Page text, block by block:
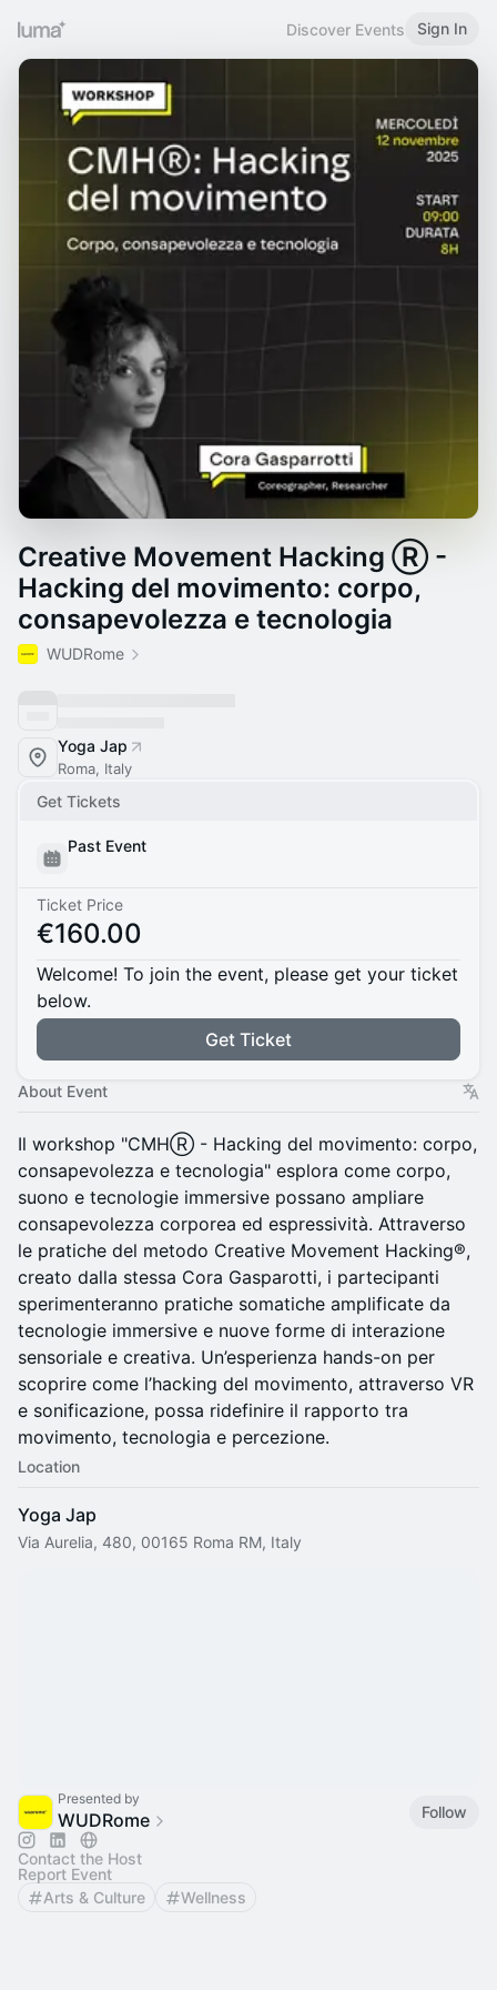
Discover Events Sign In
Creative Movement Hacking Ⓡ -
Hacking del movimento: corpo,
consapevolezza e tecnologia
WUDRome
Yoga Jap
Roma, Italy
Get Tickets
Past Event
Ticket Price
€160.00
Welcome! To join the event, please get your ticket
below.
Get Ticket
About Event
Il workshop "CMHⓇ - Hacking del movimento: corpo,
consapevolezza e tecnologia" esplora come corpo,
suono e tecnologie immersive possano ampliare
consapevolezza corporea ed espressività. Attraverso
le pratiche del metodo Creative Movement Hacking®,
creato dalla stessa Cora Gasparotti, i partecipanti
sperimenteranno pratiche somatiche amplificate da
tecnologie immersive e nuove forme di interazione
sensoriale e creativa. Un’esperienza hands-on per
scoprire come l’hacking del movimento, attraverso VR
e sonificazione, possa ridefinire il rapporto tra
movimento, tecnologia e percezione.
Location
Yoga Jap
Via Aurelia, 480, 00165 Roma RM, Italy
Presented by
WUDRome Follow
Contact the Host
Report Event
Arts & Culture
Wellness